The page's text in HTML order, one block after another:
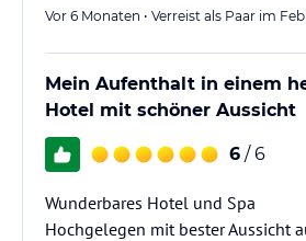
Vor 6 Monaten • Verreist als Paar im
Mein Aufenthalt in einem
Hotel mit schöner Aussicht
6 / 6
Wunderbares Hotel und Spa
Hochgelegen mit bester Aussicht